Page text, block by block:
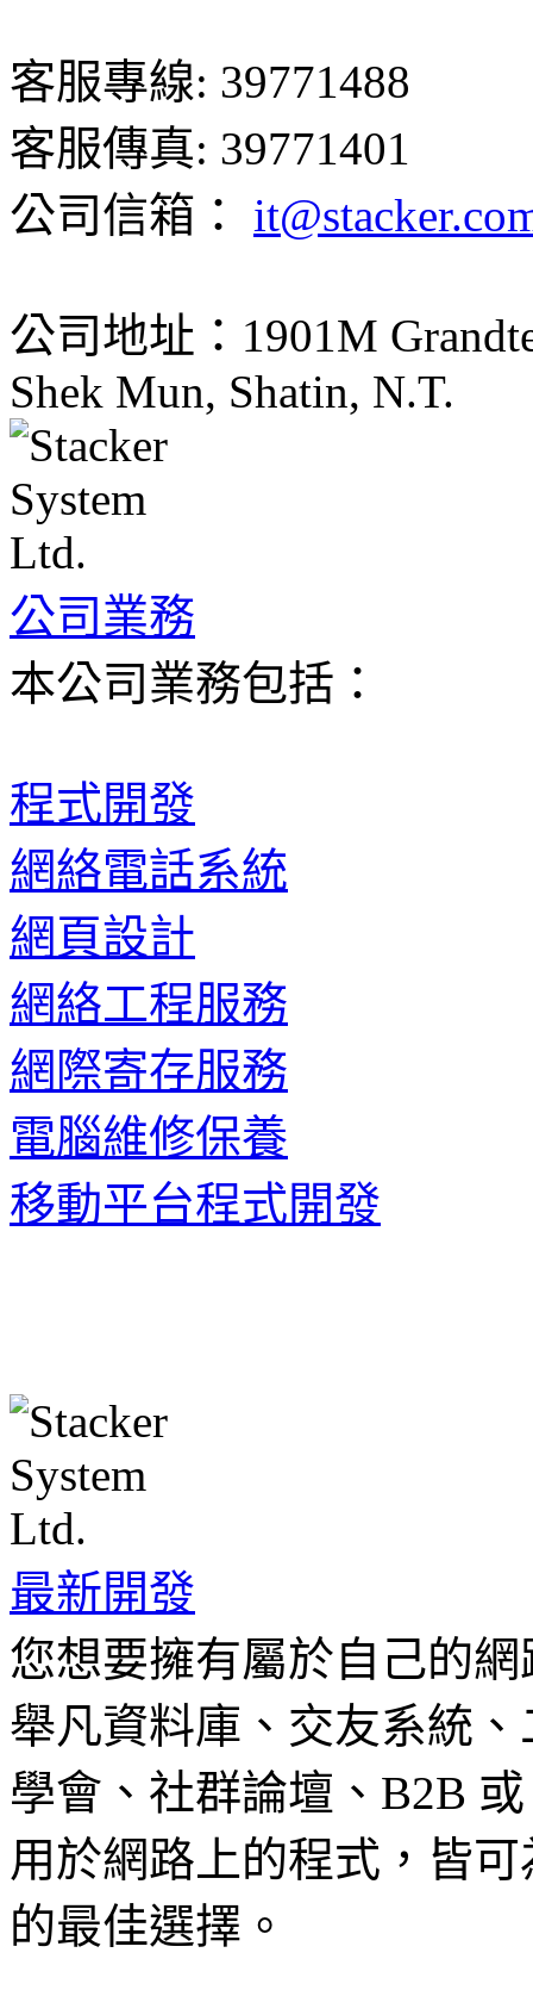
客服專線: 39771488
客服傳真: 39771401
公司信箱：
公司地址：1901M
Shek Mun, Shatin, N.T.
公司業務
本公司業務包括：
程式開發
網絡電話系統
網頁設計
網絡工程服務
網際寄存服務
電腦維修保養
移動平台程式開發
最新開發
您想要擁有屬於自己的
舉凡資料庫、交友系統
學會、社群論壇、B2B
用於網路上的程式，皆
的最佳選擇。